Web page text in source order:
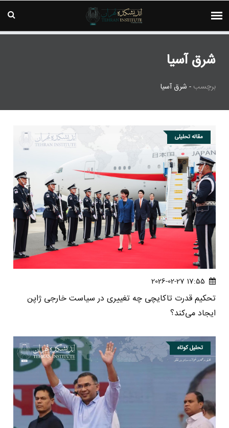
شرق آسیا
برچسب - شرق آسیا
مقاله تحلیلی
17:55 2026-02-27
تحکیم قدرت تاکایچی چه تغییری در سیاست خارجی ژاپن
ایجاد می‌کند؟
تحلیل کوتاه